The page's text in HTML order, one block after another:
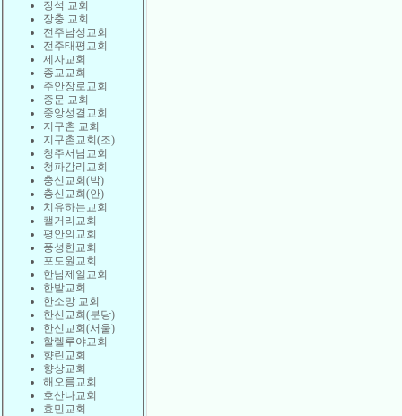
장석 교회
장충 교회
전주남성교회
전주태평교회
제자교회
종교교회
주안장로교회
중문 교회
중앙성결교회
지구촌 교회
지구촌교회(조)
청주서남교회
청파감리교회
충신교회(박)
충신교회(안)
치유하는교회
캘거리교회
평안의교회
풍성한교회
포도원교회
한남제일교회
한밭교회
한소망 교회
한신교회(분당)
한신교회(서울)
할렐루야교회
향린교회
향상교회
해오름교회
호산나교회
효민교회